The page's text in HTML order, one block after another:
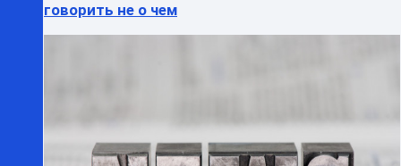
говорить не о чем